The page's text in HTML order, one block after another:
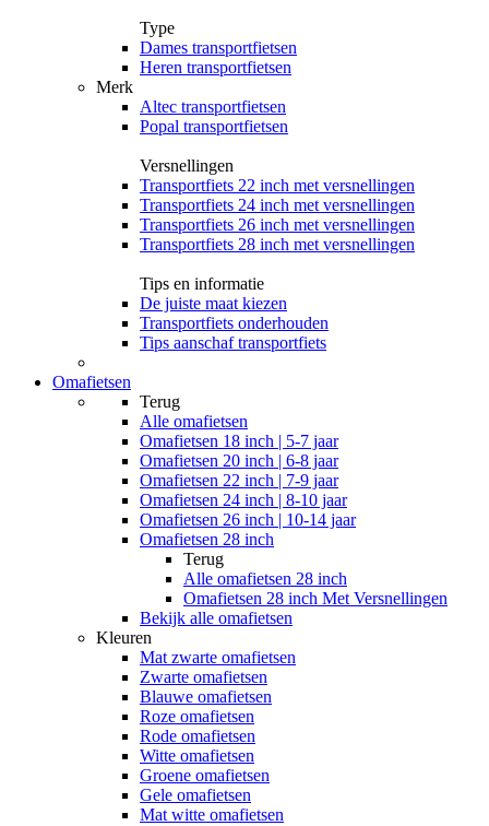
Type
Dames transportfietsen
Heren transportfietsen
Merk
Altec transportfietsen
Popal transportfietsen
Versnellingen
Transportfiets 22 inch met versnellingen
Transportfiets 24 inch met versnellingen
Transportfiets 26 inch met versnellingen
Transportfiets 28 inch met versnellingen
Tips en informatie
De juiste maat kiezen
Transportfiets onderhouden
Tips aanschaf transportfiets
Omafietsen
Terug
Alle omafietsen
Omafietsen 18 inch | 5-7 jaar
Omafietsen 20 inch | 6-8 jaar
Omafietsen 22 inch | 7-9 jaar
Omafietsen 24 inch | 8-10 jaar
Omafietsen 26 inch | 10-14 jaar
Omafietsen 28 inch
Terug
Alle omafietsen 28 inch
Omafietsen 28 inch Met Versnellingen
Bekijk alle omafietsen
Kleuren
Mat zwarte omafietsen
Zwarte omafietsen
Blauwe omafietsen
Roze omafietsen
Rode omafietsen
Witte omafietsen
Groene omafietsen
Gele omafietsen
Mat witte omafietsen